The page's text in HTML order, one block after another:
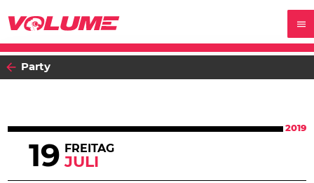
Party
2019
19 FREITAG
JULI